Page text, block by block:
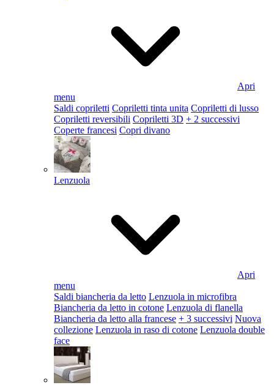
Apri
menu
Saldi copriletti Copriletti tinta unita Copriletti di lusso
Copriletti reversibili Copriletti 3D + 2 successivi
Coperte francesi Copri divano
Lenzuola
Apri
menu
Saldi biancheria da letto Lenzuola in microfibra
Biancheria da letto in cotone Lenzuola di flanella
Biancheria da letto alla francese + 3 successivi Nuova
collezione Lenzuola in raso di cotone Lenzuola double
face